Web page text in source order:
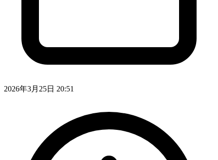
2026年3月25日 20:51